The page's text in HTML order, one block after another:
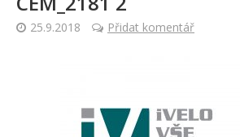
25.9.2018 Přidat komentář